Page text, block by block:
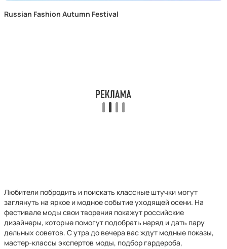
Russian Fashion Autumn Festival
Любители побродить и поискать классные штучки могут
заглянуть на яркое и модное событие уходящей осени. На
фестивале моды свои творения покажут российские
дизайнеры, которые помогут подобрать наряд и дать пару
дельных советов. С утра до вечера вас ждут модные показы,
мастер-классы экспертов моды, подбор гардероба,